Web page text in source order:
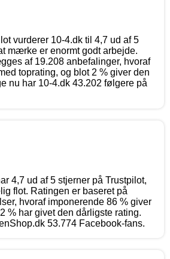
vurderer 10-4.dk til 4,7 ud af 5
mærke er enormt godt arbejde.
af 19.208 anbefalinger, hvoraf
toprating, og blot 2 % giver den
nu har 10-4.dk 43.202 følgere på
4,7 ud af 5 stjerner på Trustpilot,
flot. Ratingen er baseret på
hvoraf imponerende 86 % giver
% har givet den dårligste rating.
53.774 Facebook-fans.